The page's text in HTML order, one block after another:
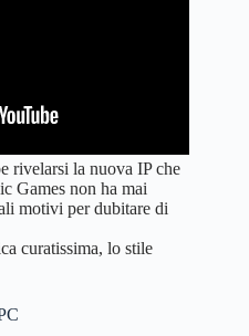
rivelarsi la nuova IP che
Games non ha mai
motivi per dubitare di
curatissima, lo stile